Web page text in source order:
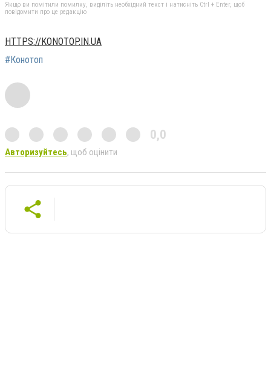
Якщо ви помітили помилку, виділіть необхідний текст і натисніть Ctrl + Enter, щоб
повідомити про це редакцію
HTTPS://KONOTOP.IN.UA
#Конотоп
0,0
Авторизуйтесь, щоб оцінити